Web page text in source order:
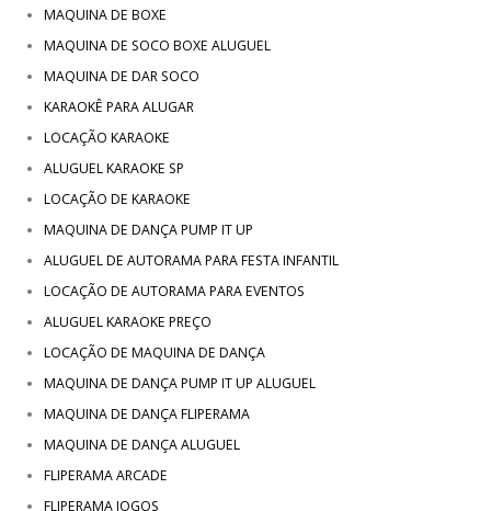
MAQUINA DE BOXE
MAQUINA DE SOCO BOXE ALUGUEL
MAQUINA DE DAR SOCO
KARAOKÊ PARA ALUGAR
LOCAÇÃO KARAOKE
ALUGUEL KARAOKE SP
LOCAÇÃO DE KARAOKE
MAQUINA DE DANÇA PUMP IT UP
ALUGUEL DE AUTORAMA PARA FESTA INFANTIL
LOCAÇÃO DE AUTORAMA PARA EVENTOS
ALUGUEL KARAOKE PREÇO
LOCAÇÃO DE MAQUINA DE DANÇA
MAQUINA DE DANÇA PUMP IT UP ALUGUEL
MAQUINA DE DANÇA FLIPERAMA
MAQUINA DE DANÇA ALUGUEL
FLIPERAMA ARCADE
FLIPERAMA JOGOS